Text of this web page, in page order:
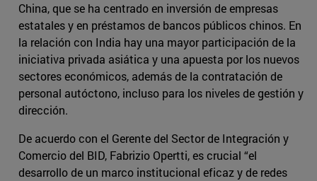
China, que se ha centrado en inversión de empresas
estatales y en préstamos de bancos públicos chinos. En
la relación con India hay una mayor participación de la
iniciativa privada asiática y una apuesta por los nuevos
sectores económicos, además de la contratación de
personal autóctono, incluso para los niveles de gestión y
dirección.
De acuerdo con el Gerente del Sector de Integración y
Comercio del BID, Fabrizio Opertti, es crucial “el
desarrollo de un marco institucional eficaz y de redes